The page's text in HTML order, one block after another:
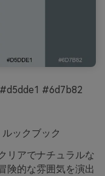
#6d7b82
ックブック
リアでナチュラルな
険的な雰囲気を演出